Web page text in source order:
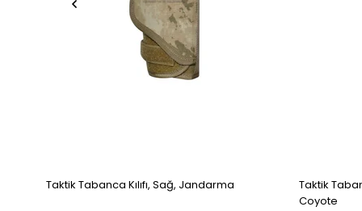
Taktik Tabanca Kılıfı, Sağ, Jandarma
Taktik
Coyote